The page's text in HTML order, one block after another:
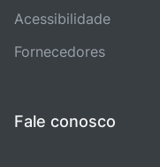
Acessibilidade
Fornecedores
Fale conosco